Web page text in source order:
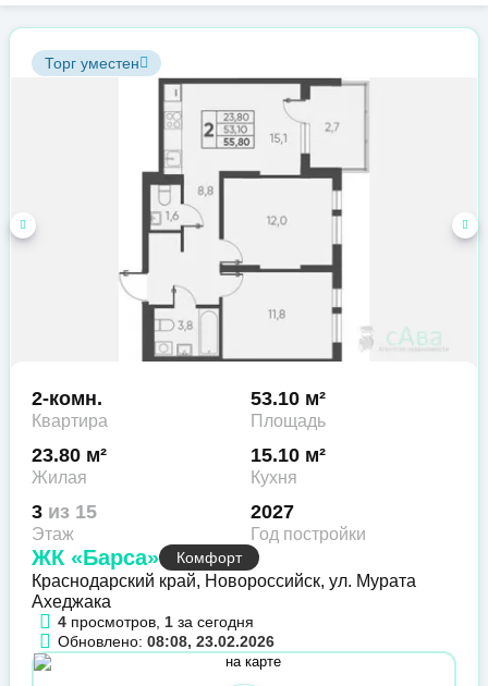
Торг уместен
2-комн.
Квартира
53.10 м²
Площадь
23.80 м²
Жилая
15.10 м²
Кухня
3 из 15
Этаж
2027
Год постройки
ЖК «Барса» Комфорт
Краснодарский край, Новороссийск, ул. Мурата
Ахеджака
4 просмотров, 1 за сегодня
Обновлено: 08:08, 23.02.2026